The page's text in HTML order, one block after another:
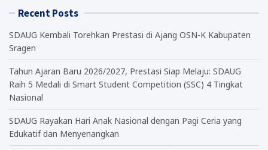
Recent Posts
SDAUG Kembali Torehkan Prestasi di Ajang OSN-K Kabupaten
Sragen
Tahun Ajaran Baru 2026/2027, Prestasi Siap Melaju: SDAUG
Raih 5 Medali di Smart Student Competition (SSC) 4 Tingkat
Nasional
SDAUG Rayakan Hari Anak Nasional dengan Pagi Ceria yang
Edukatif dan Menyenangkan